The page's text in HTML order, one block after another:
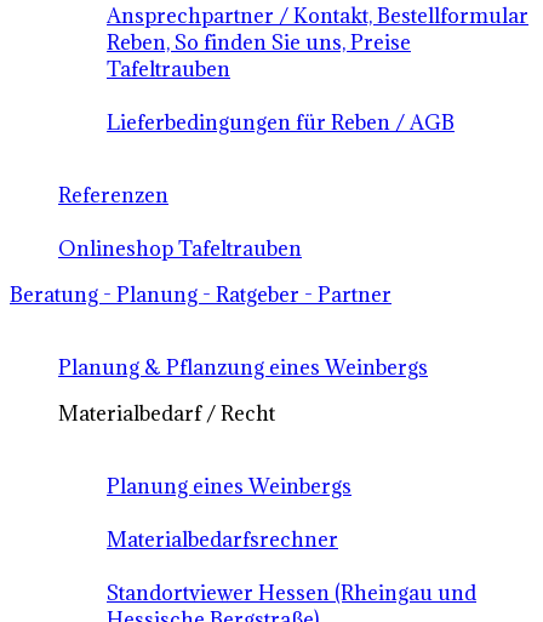
Ansprechpartner / Kontakt, Bestellformular
Reben, So finden Sie uns, Preise
Tafeltrauben
Lieferbedingungen für Reben / AGB
Referenzen
Onlineshop Tafeltrauben
Beratung - Planung - Ratgeber - Partner
Planung & Pflanzung eines Weinbergs
Materialbedarf / Recht
Planung eines Weinbergs
Materialbedarfsrechner
Standortviewer Hessen (Rheingau und